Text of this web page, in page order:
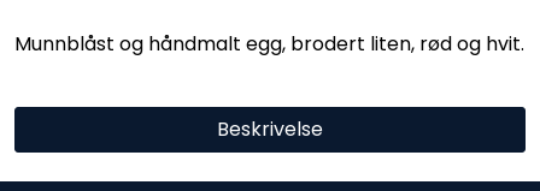
Munnblåst og håndmalt egg, brodert liten, rød og hvit.
Beskrivelse